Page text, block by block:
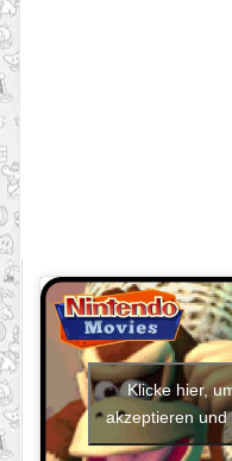
Klicke hier,
akzeptieren